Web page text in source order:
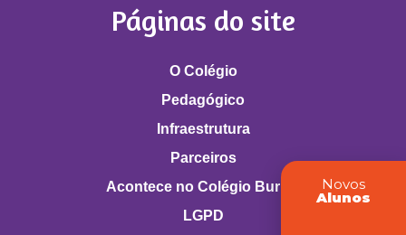
Novos
Alunos
Páginas do site
O Colégio
Pedagógico
Infraestrutura
Parceiros
Acontece no Colégio Buritis
LGPD